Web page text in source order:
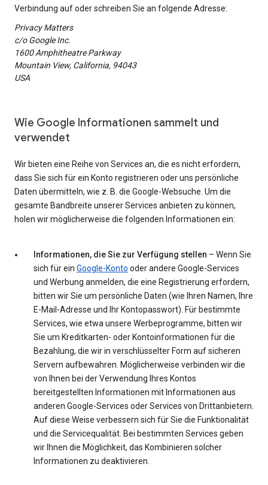
Verbindung auf oder schreiben Sie an folgende Adresse:
Privacy Matters
c/o Google Inc.
1600 Amphitheatre Parkway
Mountain View, California, 94043
USA
Wie Google Informationen sammelt und
verwendet
Wir bieten eine Reihe von Services an, die es nicht erfordern,
dass Sie sich für ein Konto registrieren oder uns persönliche
Daten übermitteln, wie z. B. die Google-Websuche. Um die
gesamte Bandbreite unserer Services anbieten zu können,
holen wir möglicherweise die folgenden Informationen ein:
Informationen, die Sie zur Verfügung stellen – Wenn Sie
sich für ein Google-Konto oder andere Google-Services
und Werbung anmelden, die eine Registrierung erfordern,
bitten wir Sie um persönliche Daten (wie Ihren Namen, Ihre
E-Mail-Adresse und Ihr Kontopasswort). Für bestimmte
Services, wie etwa unsere Werbeprogramme, bitten wir
Sie um Kreditkarten- oder Kontoinformationen für die
Bezahlung, die wir in verschlüsselter Form auf sicheren
Servern aufbewahren. Möglicherweise verbinden wir die
von Ihnen bei der Verwendung Ihres Kontos
bereitgestellten Informationen mit Informationen aus
anderen Google-Services oder Services von Drittanbietern.
Auf diese Weise verbessern sich für Sie die Funktionalität
und die Servicequalität. Bei bestimmten Services geben
wir Ihnen die Möglichkeit, das Kombinieren solcher
Informationen zu deaktivieren.